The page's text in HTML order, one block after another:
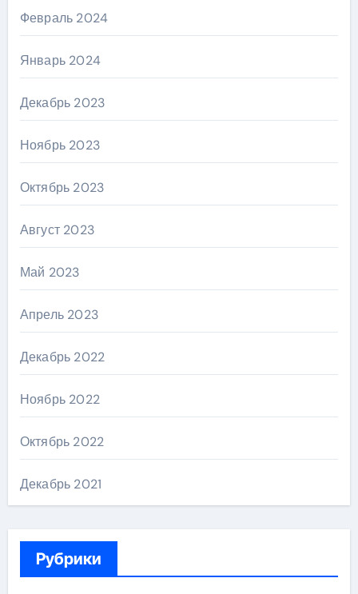
Февраль 2024
Январь 2024
Декабрь 2023
Ноябрь 2023
Октябрь 2023
Август 2023
Май 2023
Апрель 2023
Декабрь 2022
Ноябрь 2022
Октябрь 2022
Декабрь 2021
Рубрики